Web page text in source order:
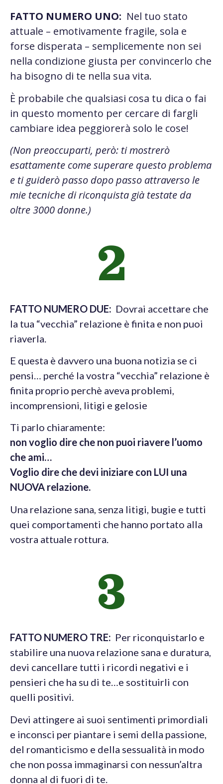
FATTO NUMERO UNO: Nel tuo stato
attuale – emotivamente fragile, sola e
forse disperata – semplicemente non sei
nella condizione giusta per convincerlo che
ha bisogno di te nella sua vita.
È probabile che qualsiasi cosa tu dica o fai
in questo momento per cercare di fargli
cambiare idea peggiorerà solo le cose!
(Non preoccuparti, però: ti mostrerò
esattamente come superare questo problema
e ti guiderò passo dopo passo attraverso le
mie tecniche di riconquista già testate da
oltre 3000 donne.)
2
FATTO NUMERO DUE: Dovrai accettare che
la tua “vecchia” relazione è finita e non puoi
riaverla.
E questa è davvero una buona notizia se ci
pensi… perché la vostra “vecchia” relazione è
finita proprio perchè aveva problemi,
incomprensioni, litigi e gelosie
Ti parlo chiaramente:
non voglio dire che non puoi riavere l’uomo
che ami…
Voglio dire che devi iniziare con LUI una
NUOVA relazione.
Una relazione sana, senza litigi, bugie e tutti
quei comportamenti che hanno portato alla
vostra attuale rottura.
3
FATTO NUMERO TRE: Per riconquistarlo e
stabilire una nuova relazione sana e duratura,
devi cancellare tutti i ricordi negativi e i
pensieri che ha su di te…e sostituirli con
quelli positivi.
Devi attingere ai suoi sentimenti primordiali
e inconsci per piantare i semi della passione,
del romanticismo e della sessualità in modo
che non possa immaginarsi con nessun’altra
donna al di fuori di te.